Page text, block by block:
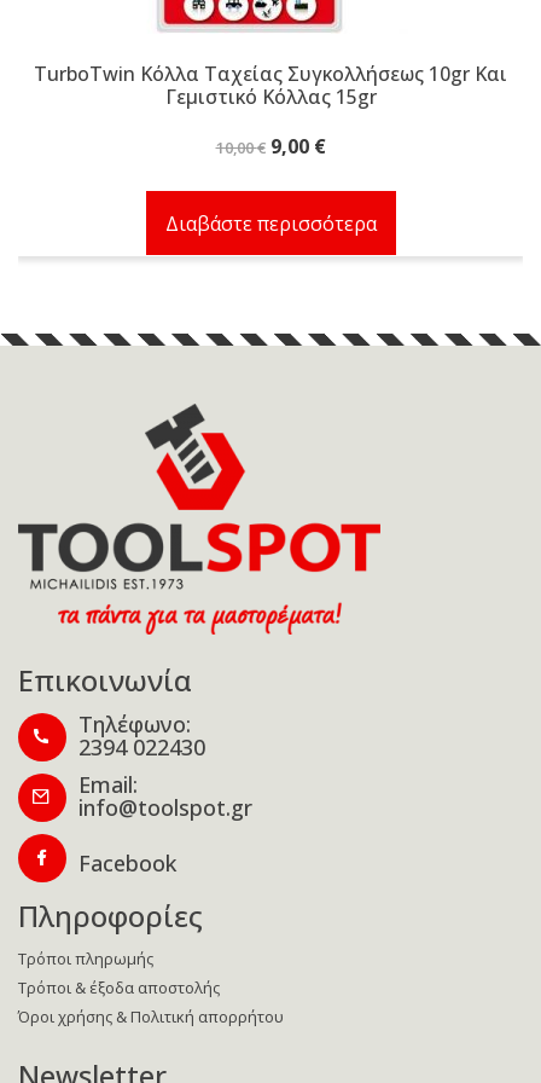
TurboTwin Κόλλα Ταχείας Συγκολλήσεως 10gr Και
Γεμιστικό Κόλλας 15gr
10,00€ Original
10,00 €.
9,00 €Η
είναι:
9,00 €.
Διαβάστε περισσότερα
Επικοινωνία
Τηλέφωνο:
2394 022430
Email:
info@toolspot.gr
Facebook
Πληροφορίες
Τρόποι πληρωμής
Τρόποι & έξοδα αποστολής
Όροι χρήσης & Πολιτική απορρήτου
Newsletter